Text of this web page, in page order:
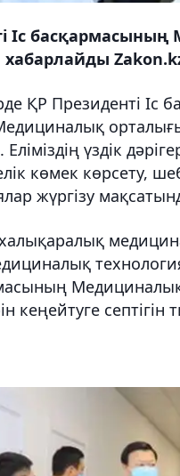
Іс
ҚР Президенті
үздік
көмек көрсету,
жүргізу
кеңейтуге септігін